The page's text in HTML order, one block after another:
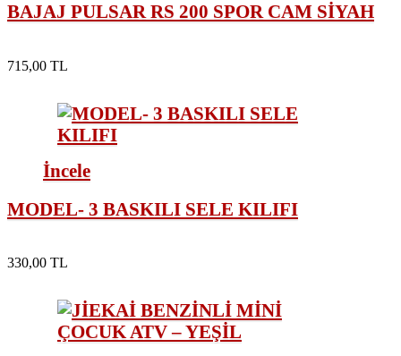
BAJAJ PULSAR RS 200 SPOR CAM SİYAH
715,00 TL
İncele
MODEL- 3 BASKILI SELE KILIFI
330,00 TL